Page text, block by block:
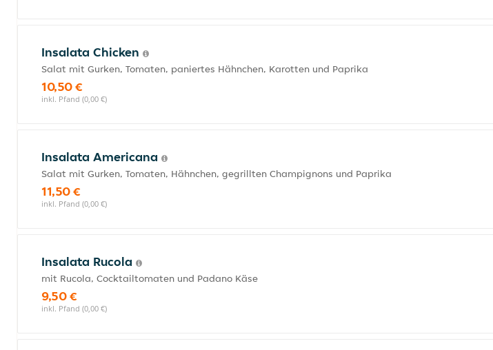
Insalata Chicken
Salat mit Gurken, Tomaten, paniertes Hähnchen, Karotten und Paprika
10,50 €
inkl. Pfand (0,00 €)
Insalata Americana
Salat mit Gurken, Tomaten, Hähnchen, gegrillten Champignons und Paprika
11,50 €
inkl. Pfand (0,00 €)
Insalata Rucola
mit Rucola, Cocktailtomaten und Padano Käse
9,50 €
inkl. Pfand (0,00 €)